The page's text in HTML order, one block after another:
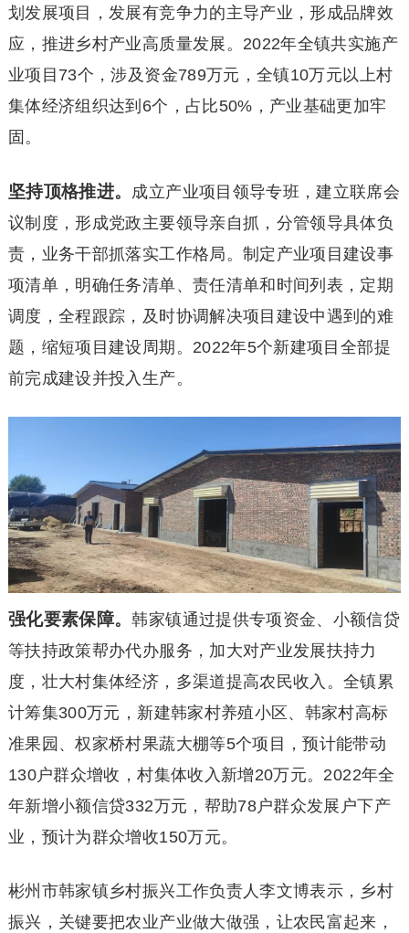
划发展项目，发展有竞争力的主导产业，形成品牌效
应，推进乡村产业高质量发展。2022年全镇共实施产
业项目73个，涉及资金789万元，全镇10万元以上村
集体经济组织达到6个，占比50%，产业基础更加牢
固。
坚持顶格推进。
成立产业项目领导专班，建立联席会
议制度，形成党政主要领导亲自抓，分管领导具体负
责，业务干部抓落实工作格局。制定产业项目建设事
项清单，明确任务清单、责任清单和时间列表，定期
调度，全程跟踪，及时协调解决项目建设中遇到的难
题，缩短项目建设周期。2022年5个新建项目全部提
前完成建设并投入生产。
强化要素保障。韩家镇通过提供专项资金、小额信贷
等扶持政策帮办代办服务，加大对产业发展扶持力
度，壮大村集体经济，多渠道提高农民收入。全镇累
计筹集300万元，新建韩家村养殖小区、韩家村高标
准果园、权家桥村果蔬大棚等5个项目，预计能带动
130户群众增收，村集体收入新增20万元。2022年全
年新增小额信贷332万元，帮助78户群众发展户下产
业，预计为群众增收150万元。
彬州市韩家镇乡村振兴工作负责人李文博表示，乡村
振兴，关键要把农业产业做大做强，让农民富起来，